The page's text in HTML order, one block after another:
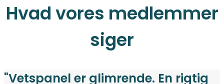
Hvad vores medlemmer
siger
"Vetspanel er glimrende. En rigtig